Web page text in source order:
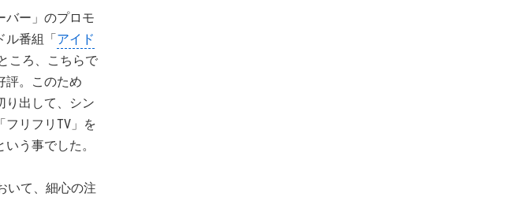
バー」のプロモ
ル番組「アイド
ころ、こちらで
評。このため
り出して、シン
フリフリTV」を
う事でした。
いて、細心の注